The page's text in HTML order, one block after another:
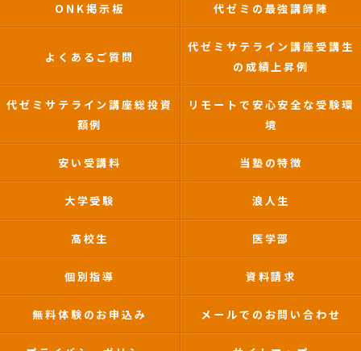
ONK掲示板 代ゼミの最強講師陣
よくあるご質問
代ゼミサテライン講座受講生
の成績上昇例
代ゼミサテライン講座総投資
額例
リモートで安心安全な受験環
境
安い受講料 当塾の特徴
大学受験 浪人生
高校生 医学部
個別指導 資料請求
無料体験のお申込み メールでのお問い合わせ